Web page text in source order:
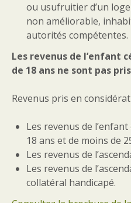
ou usufruitier d’un
non améliorable,
autorités compétentes.
Les revenus de l’enfant
de 18 ans ne sont pas
Revenus pris en
Les revenus de
18 ans et de moins de
Les revenus de
Les revenus de
collatéral handicapé.